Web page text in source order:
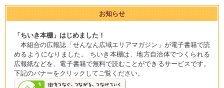
お知らせ
「ちいき本棚」はじめました！
本組合の広報誌「せんなん広域エリアマガジン」が電子書籍で読
めるようになりました。 ちいき本棚は、地方自治体でつくられる
広報紙などを、電子書籍で無料で読むことができるサービスです。
下記のバナーをクリックしてご覧ください。